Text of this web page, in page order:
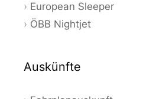
European Sleeper
ÖBB Nightjet
Auskünfte